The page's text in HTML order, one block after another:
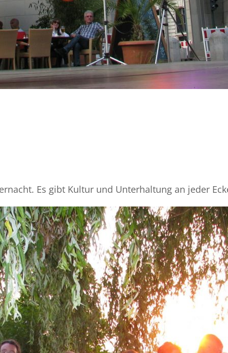
Es gibt Kultur und Unterhaltung an jeder